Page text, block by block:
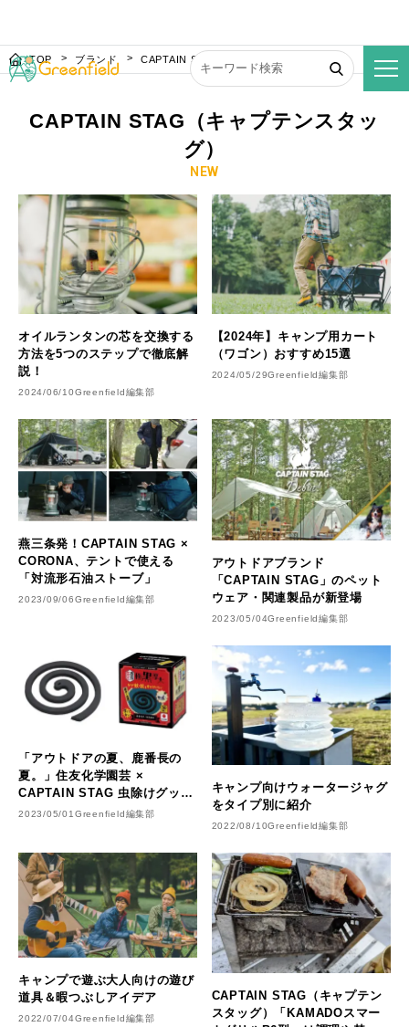
TOP ブランド CAPTAIN STAG（キャプテンスタッグ）
CAPTAIN STAG（キャプテンスタッ
グ）
NEW
オイルランタンの芯を交換する
方法を5つのステップで徹底解
説！
2024/06/10Greenfield編集部
【2024年】キャンプ用カート
（ワゴン）おすすめ15選
2024/05/29Greenfield編集部
燕三条発！CAPTAIN STAG ×
CORONA、テントで使える
「対流形石油ストーブ」
2023/09/06Greenfield編集部
アウトドアブランド
「CAPTAIN STAG」のペット
ウェア・関連製品が新登場
2023/05/04Greenfield編集部
「アウトドアの夏、鹿番長の
夏。」住友化学園芸 ×
CAPTAIN STAG 虫除けグッズ
でコラボ商品を発売
2023/05/01 Greenfield編集部
キャンプ向けウォータージャグ
をタイプ別に紹介
2022/08/10Greenfield編集部
キャンプで遊ぶ大人向けの遊び
道具＆暇つぶしアイデア
2022/07/04Greenfield編集部
CAPTAIN STAG（キャプテン
スタッグ）「KAMADOスマー